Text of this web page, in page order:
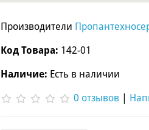
Производители
Код Товара: 142-01
Наличие: Есть в наличии
0 отзывов|